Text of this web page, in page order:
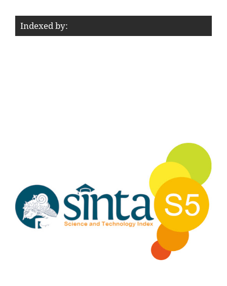
Indexed by: